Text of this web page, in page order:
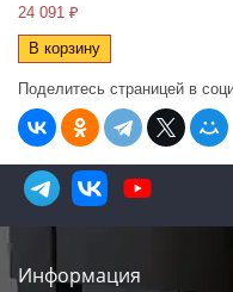
24 091 ₽
В корзину
Поделитесь страницей в
Информация